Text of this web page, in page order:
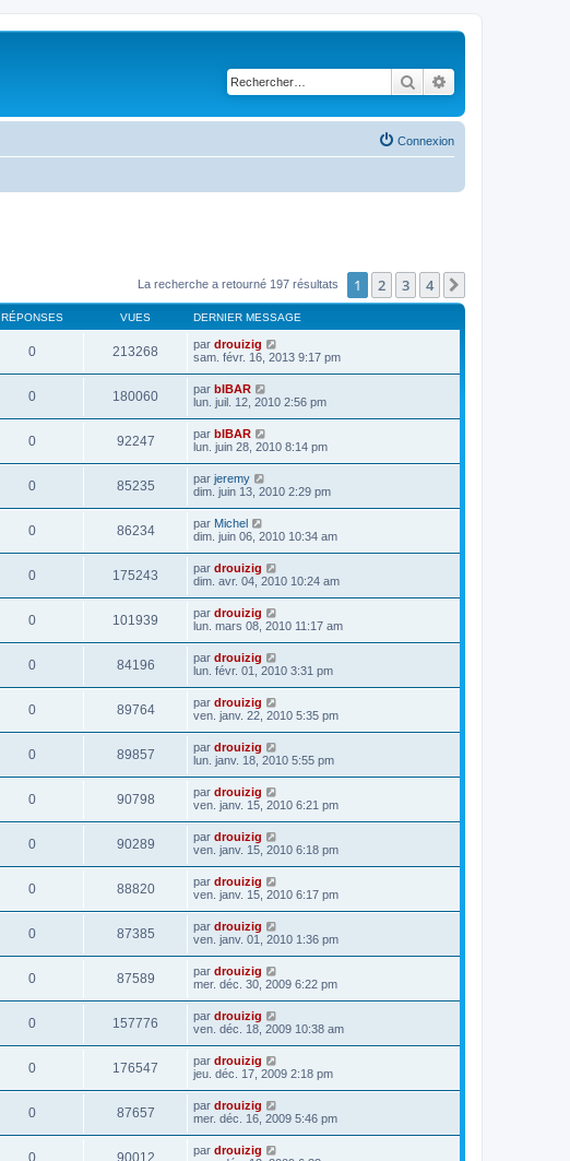
Rechercher
Connexion
La recherche a retourné 197 résultats 1 2 3 4
RÉPONSES VUES DERNIER MESSAGE
0 213268 par drouizig
sam. févr. 16, 2013 9:17 pm
0 180060 par bIBAR
lun. juil. 12, 2010 2:56 pm
0 92247 par bIBAR
lun. juin 28, 2010 8:14 pm
0 85235 par jeremy
dim. juin 13, 2010 2:29 pm
0 86234 par Michel
dim. juin 06, 2010 10:34 am
0 175243 par drouizig
dim. avr. 04, 2010 10:24 am
0 101939 par drouizig
lun. mars 08, 2010 11:17 am
0 84196 par drouizig
lun. févr. 01, 2010 3:31 pm
0 89764 par drouizig
ven. janv. 22, 2010 5:35 pm
0 89857 par drouizig
lun. janv. 18, 2010 5:55 pm
0 90798 par drouizig
ven. janv. 15, 2010 6:21 pm
0 90289 par drouizig
ven. janv. 15, 2010 6:18 pm
0 88820 par drouizig
ven. janv. 15, 2010 6:17 pm
0 87385 par drouizig
ven. janv. 01, 2010 1:36 pm
0 87589 par drouizig
mer. déc. 30, 2009 6:22 pm
0 157776 par drouizig
ven. déc. 18, 2009 10:38 am
0 176547 par drouizig
jeu. déc. 17, 2009 2:18 pm
0 87657 par drouizig
mer. déc. 16, 2009 5:46 pm
0 90012 par drouizig